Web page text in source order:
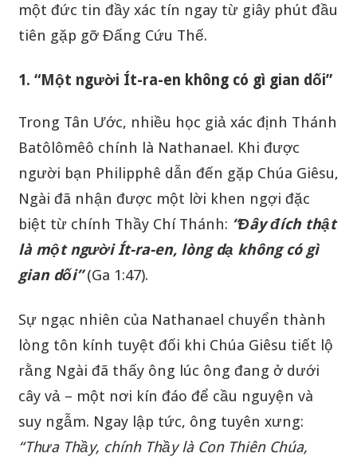
một đức tin đầy xác tín ngay từ giây phút đầu
tiên gặp gỡ Đấng Cứu Thế.
1. “Một người Ít-ra-en không có gì gian dối”
Trong Tân Ước, nhiều học giả xác định Thánh
Batôlômêô chính là Nathanael. Khi được
người bạn Philipphê dẫn đến gặp Chúa Giêsu,
Ngài đã nhận được một lời khen ngợi đặc
biệt từ chính Thầy Chí Thánh: “Đây đích thật
là một người Ít-ra-en, lòng dạ không có gì
gian dối”(Ga 1:47).
Sự ngạc nhiên của Nathanael chuyển thành
lòng tôn kính tuyệt đối khi Chúa Giêsu tiết lộ
rằng Ngài đã thấy ông lúc ông đang ở dưới
cây vả – một nơi kín đáo để cầu nguyện và
suy ngẫm. Ngay lập tức, ông tuyên xưng:
“Thưa Thầy, chính Thầy là Con Thiên Chúa,